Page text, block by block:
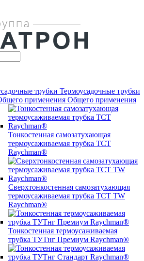
Термоусадочные трубки
Общего применения
Тонкостенная самозатухающая
термоусаживаемая трубка ТCT
Raychman®
Сверхтонкостенная самозатухающая
термоусаживаемая трубка ТCT TW
Raychman®
Тонкостенная термоусаживаемая
трубка ТУТнг Премиум Raychman®